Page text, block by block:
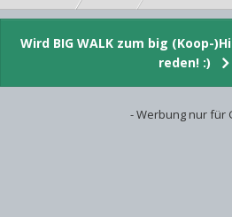
Wird BIG WALK zum big (Koop-
reden! :)
- Werbung nur für